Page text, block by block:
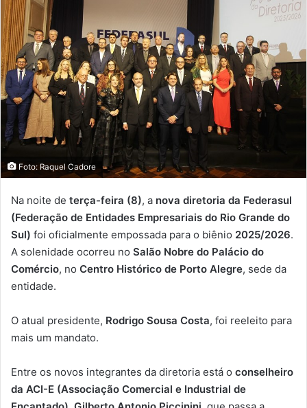
Foto: Raquel Cadore
Na noite de terça-feira (8), a nova diretoria da Federasul
(Federação de Entidades Empresariais do Rio Grande do
Sul) foi oficialmente empossada para o biênio 2025/2026.
A solenidade ocorreu no Salão Nobre do Palácio do
Comércio, no Centro Histórico de Porto Alegre, sede da
entidade.
O atual presidente, Rodrigo Sousa Costa, foi reeleito para
mais um mandato.
Entre os novos integrantes da diretoria está o conselheiro
da ACI-E (Associação Comercial e Industrial de